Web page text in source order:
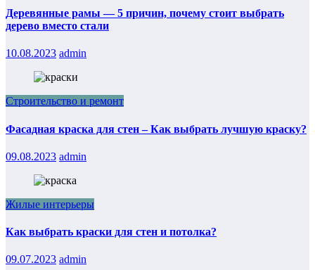
Деревянные рамы — 5 причин, почему стоит выбрать
дерево вместо стали
10.08.2023 admin
Строительство и ремонт
Фасадная краска для стен – Как выбрать лучшую краску?
09.08.2023 admin
Жилые интерьеры
Как выбрать краски для стен и потолка?
09.07.2023 admin